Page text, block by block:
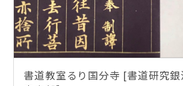
書道教室るり国分寺 [書道研究